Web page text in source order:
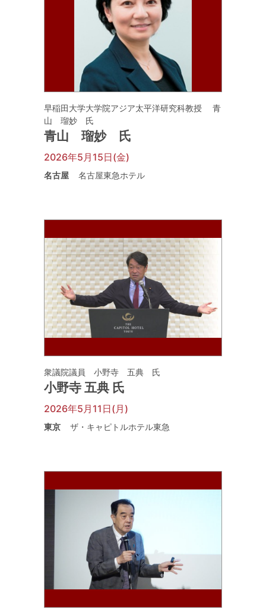
早稲田大学大学院アジア太平洋研究科教授 青
山 瑠妙 氏
青山 瑠妙 氏
2026年5月15日(金)
名古屋 名古屋東急ホテル
衆議院議員 小野寺 五典 氏
小野寺 五典 氏
2026年5月11日(月)
東京 ザ・キャピトルホテル東急